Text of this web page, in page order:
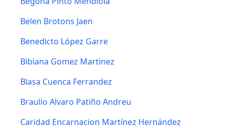
Belen Brotons Jaen
Benedicto López Garre
Bibiana Gomez Martinez
Blasa Cuenca Ferrandez
Braulio Alvaro Patiño Andreu
Caridad Encarnacion Martínez Hernández